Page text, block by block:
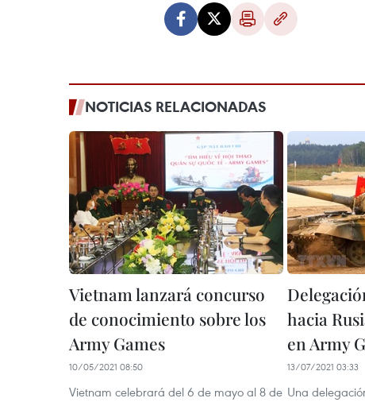
NOTICIAS RELACIONADAS
Vietnam lanzará concurso
de conocimiento sobre los
Army Games
10/05/2021 08:50
Vietnam celebrará del 6 de mayo al 8 de
hacia
en Army
13/07/2021 03:33
Una